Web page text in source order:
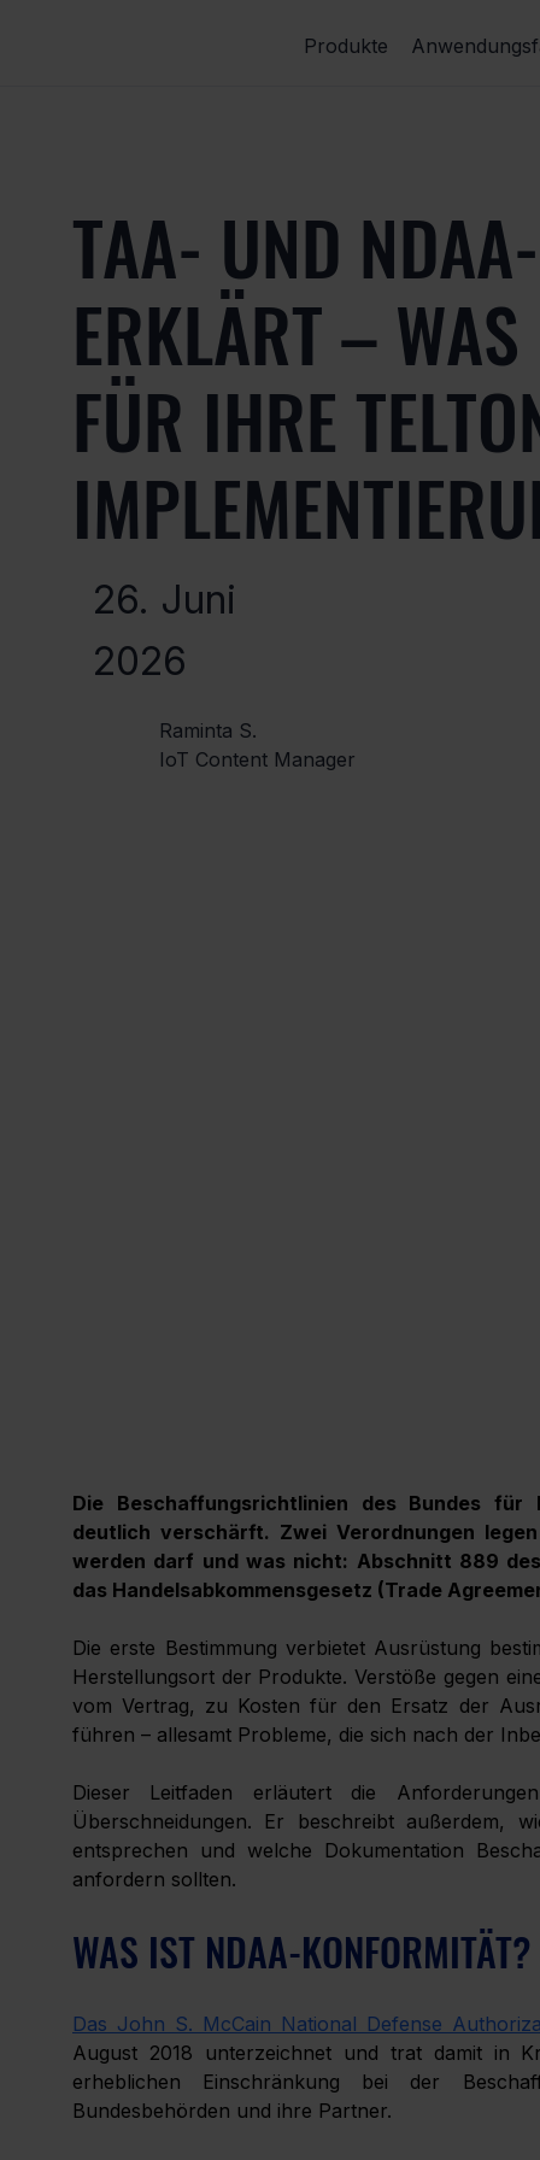
Produkte
TAA- UND
ERKLÄRT –
FÜR IHRE
26. Juni
2026
Raminta S.
IoT Content Manager
Die Beschaffungsrichtlinien des Bundes
deutlich verschärft. Zwei Verordnungen
werden darf und was nicht: Abschnitt 889
das Handelsabkommensgesetz (Trade
Die erste Bestimmung verbietet Ausrüstung
Herstellungsort der Produkte. Verstöße gegen
vom Vertrag, zu Kosten für den Ersatz der
führen – allesamt Probleme, die sich nach der
Dieser Leitfaden erläutert die
Überschneidungen. Er beschreibt außerdem,
entsprechen und welche Dokumentation
anfordern sollten.
WAS IST NDAA-KONFORMITÄT?
Das John S. McCain National Defense
August 2018 unterzeichnet und trat damit in
erheblichen Einschränkung bei der
Bundesbehörden und ihre Partner.